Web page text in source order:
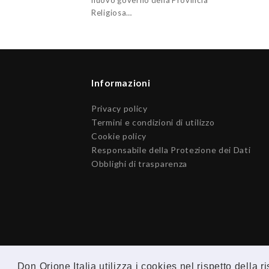
Don Orione Italia utilizza i cookies nel rispetto della
Religiosa…
Informazioni
Privacy policy
Termini e condizioni di utilizzo
Cookie policy
Responsabile della Protezione dei Dati
Obblighi di trasparenza